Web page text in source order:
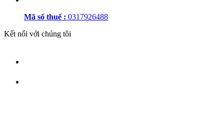
Mã số thuế : 0317926488
Kết nối với chúng tôi